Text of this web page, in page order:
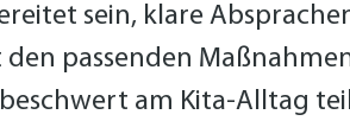
sein, klare
passenden
am Kita-Alltag